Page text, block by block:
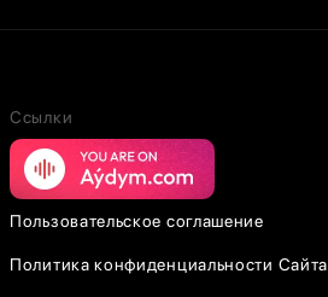
Ссылки
Пользовательское соглашение
Политика конфиденциальности Сайта